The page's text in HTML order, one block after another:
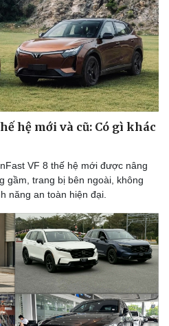
hệ mới và cũ: Có gì khác
VF 8 thế hệ mới được nâng
gầm, trang bị bên ngoài, không
năng an toàn hiện đại.